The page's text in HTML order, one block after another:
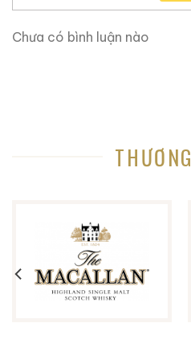
đầu đàn guitar, tạo nên
âm nhạc.
Phân loại rượu và xuất xứ
whisky nổi tiếng nhất thế giới.
Loại rượu:Tennessee
Quốc gia:Hoa Kỳ
Chưa có bình luận nào